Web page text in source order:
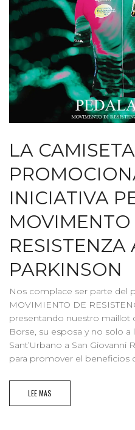
LA
INICIATIVA
MOVIMENTO
RESISTENZA
PARKINSON
Nos complace ser parte del
MOVIMIENTO DE
presentando nuestro maillot
Borse, su esposa y no solo
Sant’Urbano a San
para promover el beneficios
LEE MAS